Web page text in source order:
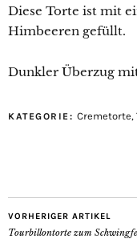
Diese Torte ist mit
Himbeeren gefüllt.
Dunkler Überzug
KATEGORIE: Cremetorte,
VORHERIGER ARTIKEL
Tourbillontorte zum